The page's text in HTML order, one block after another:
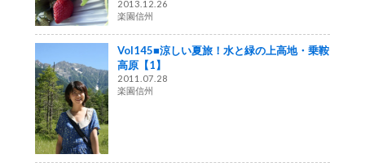
2013.12.26
楽園信州
Vol145■涼しい夏旅！水と緑の上高地・乗鞍
高原【1】
2011.07.28
楽園信州